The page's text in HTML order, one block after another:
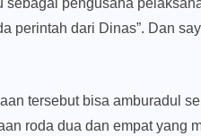
sebagai pengusaha
perintah dari Dinas”. Dan
tersebut bisa amburadul
roda dua dan empat yang